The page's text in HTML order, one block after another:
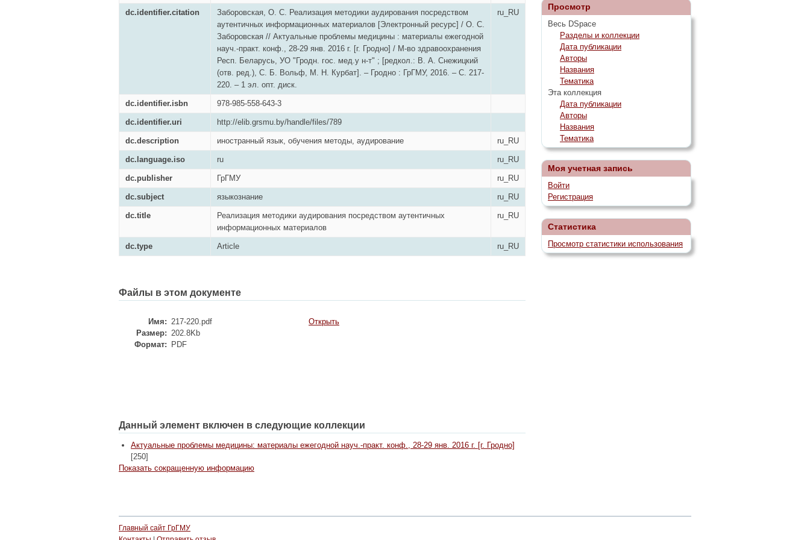
dc.identifier.citation
Заборовская, О. С. Реализация методики аудирования посредством
аутентичных информационных материалов [Электронный ресурс] / О. С.
Заборовская // Актуальные проблемы медицины : материалы ежегодной
науч.-практ. конф., 28-29 янв. 2016 г. [г. Гродно] / М-во здравоохранения
Респ. Беларусь, УО "Гродн. гос. мед.у н-т" ; [редкол.: В. А. Снежицкий
(отв. ред.), С. Б. Вольф, М. Н. Курбат]. – Гродно : ГрГМУ, 2016. – С. 217-
220. – 1 эл. опт. диск.
ru_RU
dc.identifier.isbn 978-985-558-643-3
dc.identifier.uri http://elib.grsmu.by/handle/files/789
dc.description иностранный язык, обучения методы, аудирование ru_RU
dc.language.iso ru ru_RU
dc.publisher ГрГМУ ru_RU
dc.subject языкознание ru_RU
dc.title
Реализация методики аудирования посредством аутентичных
информационных материалов
ru_RU
dc.type Article ru_RU
Файлы в этом документе
Имя: 217-220.pdf
Размер: 202.8Kb
Формат:
PDF
Открыть
Данный элемент включен в следующие коллекции
Актуальные проблемы медицины: материалы ежегодной науч.-практ. конф., 28-29 янв. 2016 г. [г. Гродно]
[250]
Показать сокращенную информацию
Просмотр
Весь DSpace
Разделы и коллекции
Дата публикации
Авторы
Названия
Тематика
Эта коллекция
Дата публикации
Авторы
Названия
Тематика
Моя учетная запись
Войти
Регистрация
Статистика
Просмотр статистики использования
Главный сайт ГрГМУ